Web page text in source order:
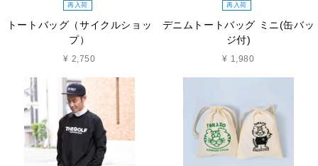
再入荷
トートバッグ（サイクルショッ
プ）
¥ 2,750
再入荷
デニムトートバッグ ミニ(缶バッ
ジ付)
¥ 1,980